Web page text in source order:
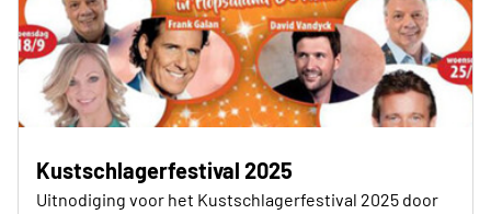
Kustschlagerfestival 2025
Uitnodiging voor het Kustschlagerfestival 2025 door